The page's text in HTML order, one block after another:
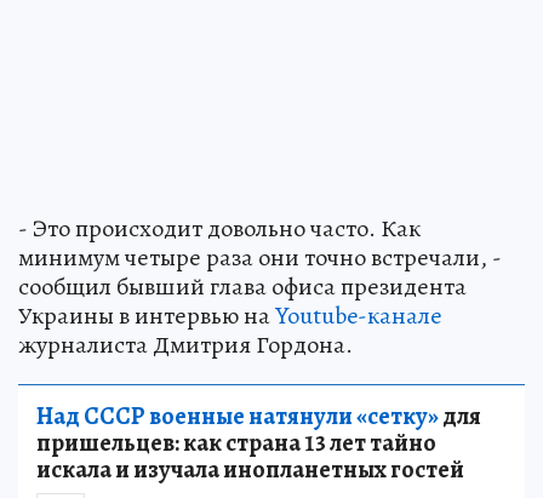
- Это происходит довольно часто. Как
минимум четыре раза они точно встречали, -
сообщил бывший глава офиса президента
Украины в интервью наYoutube-канале
журналиста Дмитрия Гордона.
Над СССР военные натянули «сетку»для
пришельцев: как страна 13 лет тайно
искала и изучала инопланетных гостей